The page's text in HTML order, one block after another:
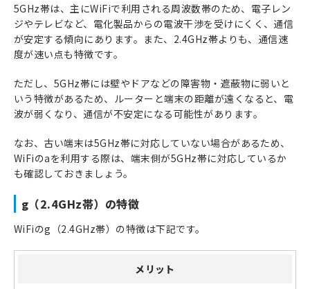
5GHz帯は、主にWiFiで利用される周波数帯のため、電子レン
ジやテレビなど、電化製品からの電波干渉を受けにくく、通信
が安定する傾向にあります。また、2.4GHz帯よりも、通信速
度が速い点も特徴です。
ただし、5GHz帯には壁やドアなどの障害物・遮蔽物に弱いと
いう特徴があるため、ルーターと端末の距離が遠くなると、電
波が弱くなり、通信が不安定になる可能性があります。
なお、古い端末は5GHz帯に対応していない場合があるため、
WiFiのaを利用する際は、端末側が5GHz帯に対応しているか
も確認しておきましょう。
g（2.4GHz帯）の特徴
WiFiのg（2.4GHz帯）の特徴は下記です。
メリット